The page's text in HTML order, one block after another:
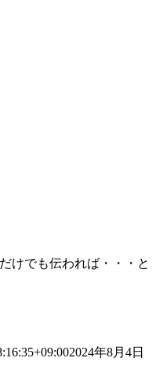
けでも伝われば・・・と
2024年8月4日